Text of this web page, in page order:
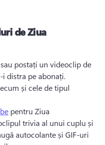
de Ziua
sau postați un videoclip de
și cele de tipul
pentru Ziua
trivia al unui cuplu și
autocolante și GIF-uri